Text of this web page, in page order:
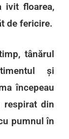
ivit floarea,
de fericire.
tânărul
și
începeau
din
pumnul în